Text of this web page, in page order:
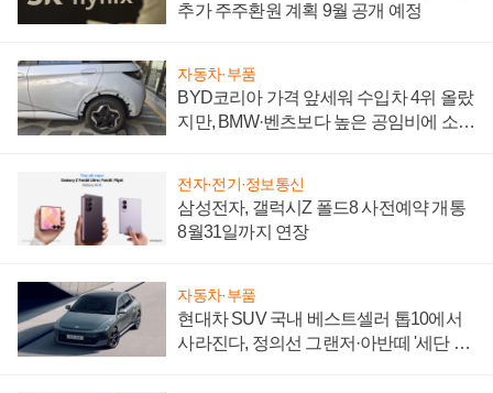
추가 주주환원 계획 9월 공개 예정
자동차·부품
BYD코리아 가격 앞세워 수입차 4위 올랐
지만, BMW·벤츠보다 높은 공임비에 소비
전자·전기·정보통신
삼성전자, 갤럭시Z 폴드8 사전예약 개통
8월31일까지 연장
자동차·부품
현대차 SUV 국내 베스트셀러 톱10에서
사라진다, 정의선 그랜저·아반떼 '세단 쌍